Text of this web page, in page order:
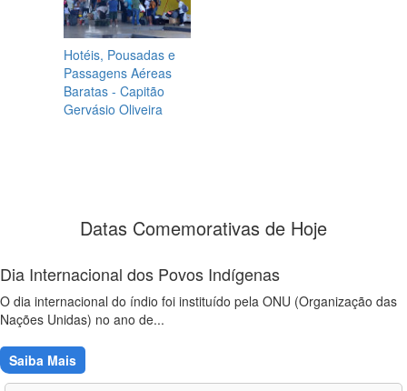
Hotéis, Pousadas e
Passagens Aéreas
Baratas - Capitão
Gervásio Oliveira
Datas Comemorativas de Hoje
Dia Internacional dos Povos Indígenas
O dia internacional do índio foi instituído pela ONU (Organização das
Nações Unidas) no ano de...
Saiba Mais